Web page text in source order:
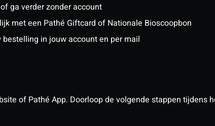
ga verder zonder account
met een Pathé Giftcard of Nationale Bioscoopbon
in jouw account en per mail
of Pathé App. Doorloop de volgende stappen tijdens